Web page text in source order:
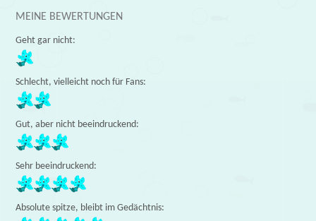
MEINE BEWERTUNGEN
Geht gar nicht:
Schlecht, vielleicht noch für Fans:
Gut, aber nicht beeindruckend:
Sehr beeindruckend:
Absolute spitze, bleibt im Gedächtnis: